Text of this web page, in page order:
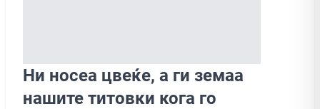
Ни носеа цвеќе, а ги земаа
нашите титовки кога го